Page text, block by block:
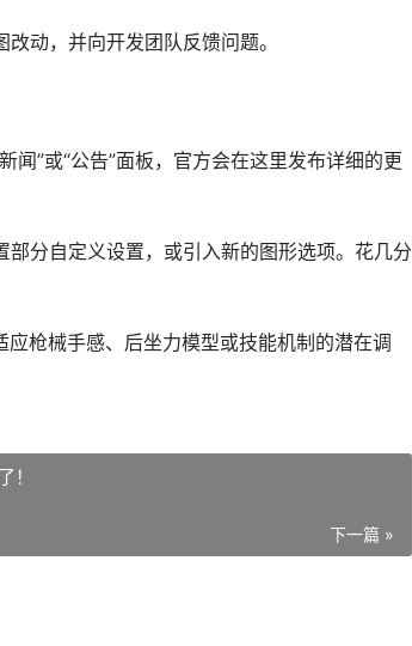
动，并向开发团队反馈问题。
”或“公告”面板，官方会在这里发布详细的更
分自定义设置，或引入新的图形选项。花几分
枪械手感、后坐力模型或技能机制的潜在调
！
下一篇 »